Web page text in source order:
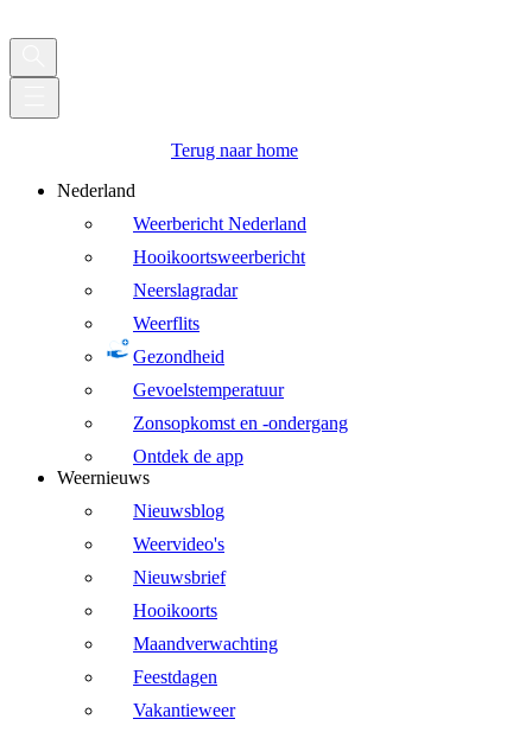
Terug naar home
Nederland
Weerbericht Nederland
Hooikoortsweerbericht
Neerslagradar
Weerflits
Gezondheid
Gevoelstemperatuur
Zonsopkomst en -ondergang
Ontdek de app
Weernieuws
Nieuwsblog
Weervideo's
Nieuwsbrief
Hooikoorts
Maandverwachting
Feestdagen
Vakantieweer